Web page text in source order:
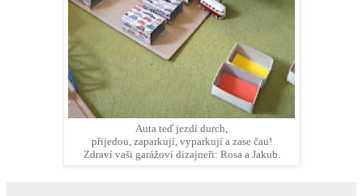
Auta teď jezdí durch,
přijedou, zaparkují, vyparkují a zase čau!
Zdraví vaši garážoví dizajneři: Rosa a Jakub.